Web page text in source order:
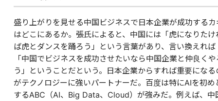
盛り上がりを見せる中国ビジネスで日本企業が成功するカ
はどこにあるか。張氏によると、中国には「虎になりたけ
ば虎とダンスを踊ろう」という言葉があり、言い換えれば
「中国でビジネスを成功させたいなら中国企業と仲良くや
う」ということだという。日本企業からすれば重要になる
がテクノロジーに強いパートナーだ。百度は特にAIを初め
するABC（AI、Big Data、Cloud）が強みだ。例えば、中